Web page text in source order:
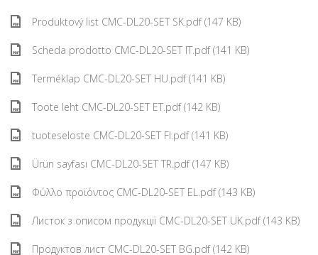
Produktový list CMC-DL20-SET SK.pdf (147 KB)
Scheda prodotto CMC-DL20-SET IT.pdf (141 KB)
Terméklap CMC-DL20-SET HU.pdf (141 KB)
Toote leht CMC-DL20-SET ET.pdf (142 KB)
tuoteseloste CMC-DL20-SET FI.pdf (141 KB)
Ürün sayfası CMC-DL20-SET TR.pdf (147 KB)
Φύλλο προϊόντος CMC-DL20-SET EL.pdf (143 KB)
Листок з описом продукції CMC-DL20-SET UK.pdf (143 KB)
Продуктов лист CMC-DL20-SET BG.pdf (142 KB)